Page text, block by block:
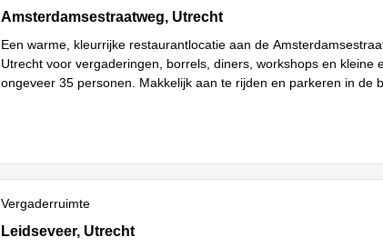
Amsterdamsestraatweg 374, Utrecht
Amsterdamsestraatweg, Utrecht
Een warme, kleurrijke restaurantlocatie aan de
Utrecht voor vergaderingen, borrels, diners, workshops en kleine
ongeveer 35 personen. Makkelijk aan te rijden en parkeren in de
Vergaderruimte
Leidseveer 2-10, Utrecht
Leidseveer, Utrecht